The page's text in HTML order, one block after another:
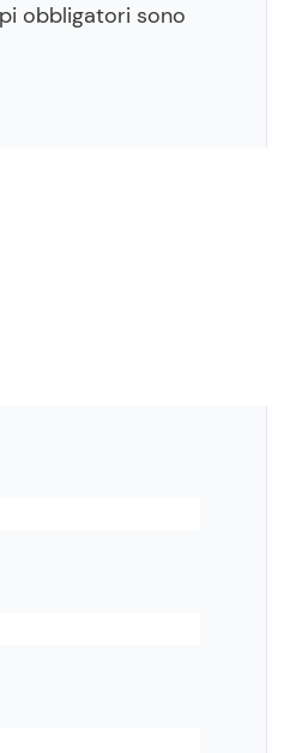
obbligatori sono